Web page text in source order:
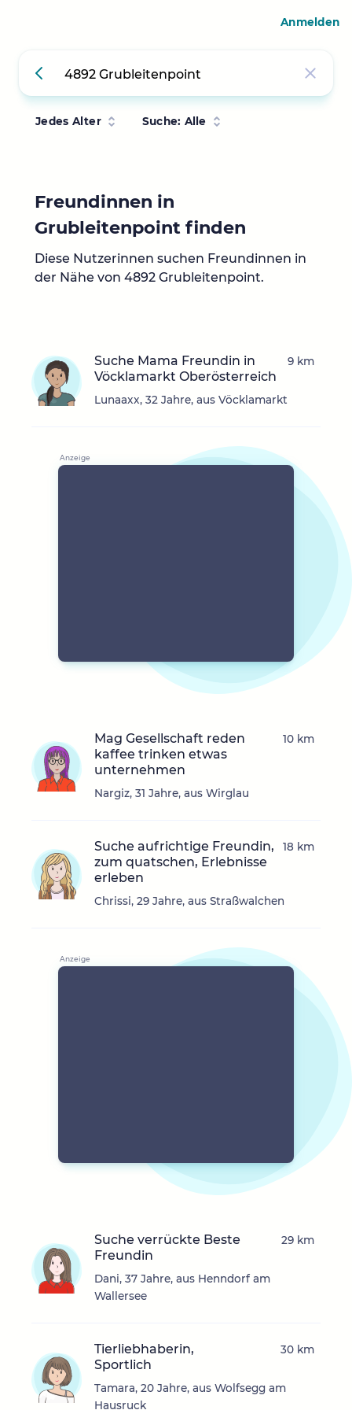
Jedes Alter Suche: Alle
Freundinnen in
Grubleitenpoint finden
Diese Nutzerinnen suchen Freundinnen in
der Nähe von 4892 Grubleitenpoint.
Suche Mama Freundin in
Vöcklamarkt Oberösterreich
Lunaaxx, 32 Jahre, aus Vöcklamarkt
9 km
Mag Gesellschaft reden
kaffee trinken etwas
unternehmen
Nargiz, 31 Jahre, aus Wirglau
10 km
Suche aufrichtige Freundin,
zum quatschen, Erlebnisse
erleben
Chrissi, 29 Jahre, aus Straßwalchen
18 km
Suche verrückte Beste
Freundin
Dani, 37 Jahre, aus Henndorf am
Wallersee
29 km
Tierliebhaberin,
Sportlich
Tamara, 20 Jahre, aus Wolfsegg am
Hausruck
30 km
Anmelden